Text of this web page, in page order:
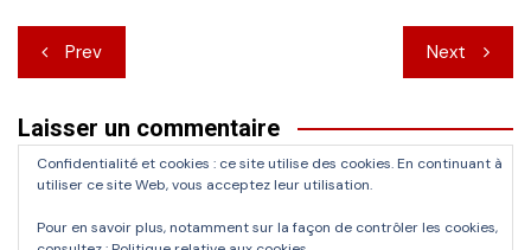
Navigation
de
l’article
Prev Next
Laisser un commentaire
Vous devezvous connecterpour publier un commentaire.
Confidentialité et cookies : ce site utilise des cookies. En continuant à
utiliser ce site Web, vous acceptez leur utilisation.
Pour en savoir plus, notamment sur la façon de contrôler les cookies,